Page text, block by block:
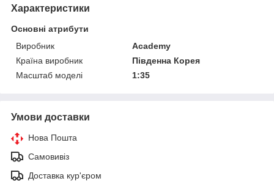
Характеристики
Основні атрибути
Виробник
Academy
Країна виробник
Південна Корея
Масштаб моделі
1:35
Умови доставки
Нова Пошта
Самовивіз
Доставка кур'єром